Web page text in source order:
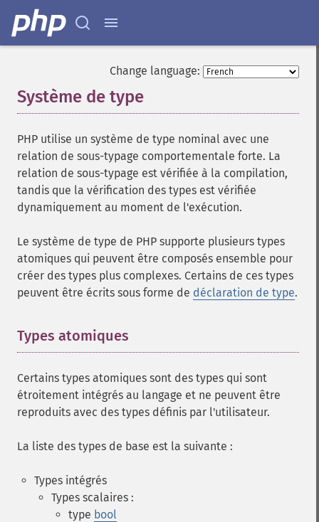
Change language:
Système de type
PHP utilise un système de type nominal avec une
relation de sous-typage comportementale forte. La
relation de sous-typage est vérifiée à la compilation,
tandis que la vérification des types est vérifiée
dynamiquement au moment de l'exécution.
Le système de type de PHP supporte plusieurs types
atomiques qui peuvent être composés ensemble pour
créer des types plus complexes. Certains de ces types
peuvent être écrits sous forme de déclaration de type.
Types atomiques
Certains types atomiques sont des types qui sont
étroitement intégrés au langage et ne peuvent être
reproduits avec des types définis par l'utilisateur.
La liste des types de base est la suivante :
Types intégrés
Types scalaires :
type bool